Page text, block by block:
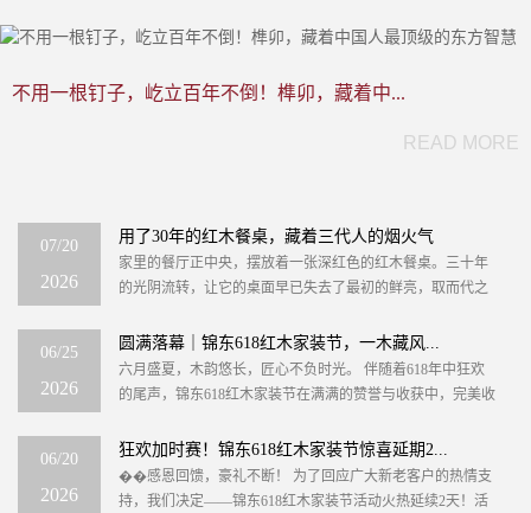
不用一根钉子，屹立百年不倒！榫卯，藏着中...
READ MORE
07/20
2026
用了30年的红木餐桌，藏着三代人的烟火气
家里的餐厅正中央，摆放着一张深红色的红木餐桌。三十年
的光阴流转，让它的桌面早已失去了最初的鲜亮，取而代之
与划...
06/25
2026
圆满落幕｜锦东618红木家装节，一木藏风...
六月盛夏，木韵悠长，匠心不负时光。 伴随着618年中狂欢
的尾声，锦东618红木家装节在满满的赞誉与收获中，完美收
06/20
2026
狂欢加时赛！锦东618红木家装节惊喜延期2...
��感恩回馈，豪礼不断！ 为了回应广大新老客户的热情支
持，我们决定——锦东618红木家装节活动火热延续2天！活